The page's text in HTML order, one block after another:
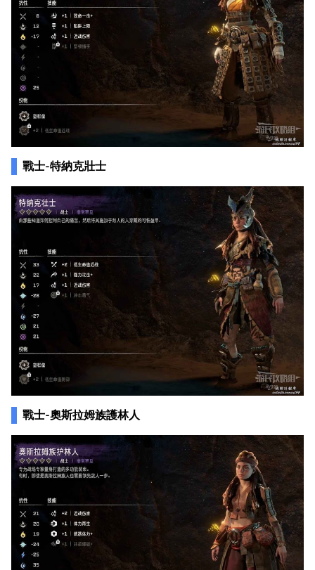
戰士-特納克壯士
戰士-奧斯拉姆族護林人